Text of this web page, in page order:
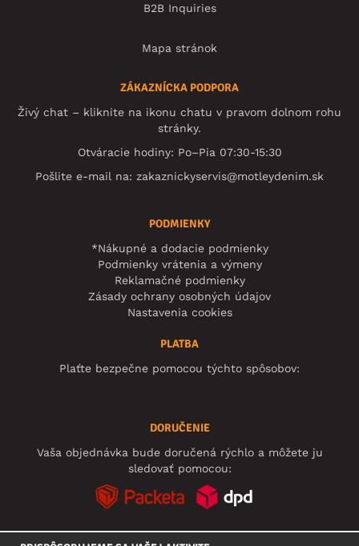
B2B Inquiries
Mapa stránok
ZÁKAZNÍCKA PODPORA
Živý chat – kliknite na ikonu chatu v pravom dolnom rohu
stránky.
Otváracie hodiny: Po–Pia 07:30-15:30
Pošlite e-mail na: zakaznickyservis@motleydenim.sk
PODMIENKY
*Nákupné a dodacie podmienky
Podmienky vrátenia a výmeny
Reklamačné podmienky
Zásady ochrany osobných údajov
Nastavenia cookies
PLATBA
Plaťte bezpečne pomocou týchto spôsobov:
DORUČENIE
Vaša objednávka bude doručená rýchlo a môžete ju
sledovať pomocou: